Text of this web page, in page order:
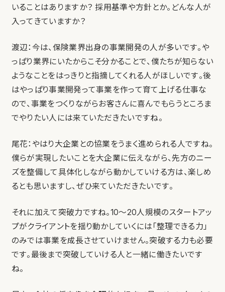
いることはありますか？ 採用基準や方針とか。どんな人が
入ってきていますか？
渡辺：今は、保険業界出身の事業開発の人が多いです。や
っぱり業界にいたからこそ分かることで、僕たちが知らない
ようなことをはっきりと指摘してくれる人がほしいです。後
はやっぱり事業開発って事業を作って育て上げる仕事な
ので、事業をつくりながらお客さんに喜んでもらうところま
でやりたい人には来ていただきたいですね。
尾花：やはり大企業との協業をうまく進められる人ですね。
僕らが実現したいことを大企業に伝えながら、先方のニー
ズを整備して具体化しながら動かしていける方は、楽しめ
るとも思いますし、ぜひ来ていただきたいです。
それに加えて突破力ですね。10〜20人規模のスタートアッ
プがクライアントを揺り動かしていくには「整理できる力」
のみでは事業を成長させていけません。突破する力も必要
です。最後まで突破していける人と一緒に働きたいです
ね。